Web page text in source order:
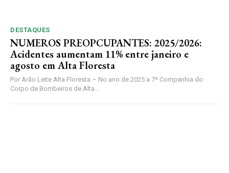
DESTAQUES
NUMEROS PREOPCUPANTES: 2025/2026:
Acidentes aumentam 11% entre janeiro e
agosto em Alta Floresta
Por Arão Leite Alta Floresta – No ano de 2025 a 7ª Companhia do
Corpo de Bombeiros de Alta...